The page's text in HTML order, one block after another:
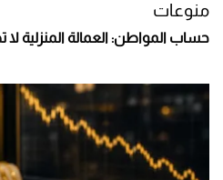
منوعات
حساب المواطن: العمالة المنزلية